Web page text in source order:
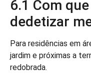
6.1 Com
dedetizar
Para residências em
jardim e próximas a
redobrada.